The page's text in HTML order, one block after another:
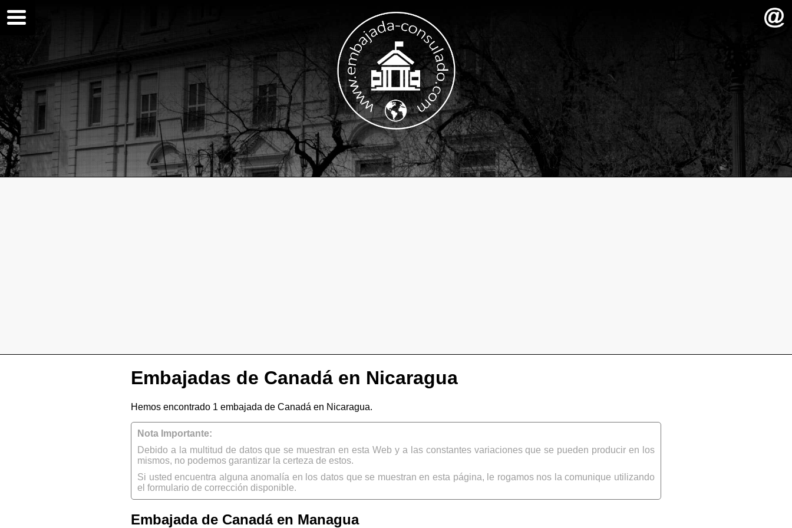
Embajadas de Canadá en Nicaragua
Hemos encontrado 1 embajada de Canadá en Nicaragua.
Nota Importante:
Debido a la multitud de datos que se muestran en esta Web y a las constantes variaciones que se pueden producir en los
mismos, no podemos garantizar la certeza de estos.
Si usted encuentra alguna anomalía en los datos que se muestran en esta página, le rogamos nos la comunique utilizando
el formulario de corrección disponible.
Embajada de Canadá en Managua